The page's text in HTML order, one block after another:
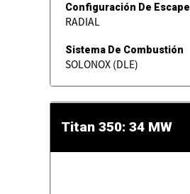
Configuración De Escape
RADIAL
Sistema De Combustión
SOLONOX (DLE)
Titan 350: 34 MW